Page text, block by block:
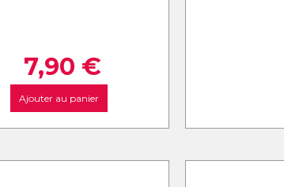
7,90 €
Ajouter au panier